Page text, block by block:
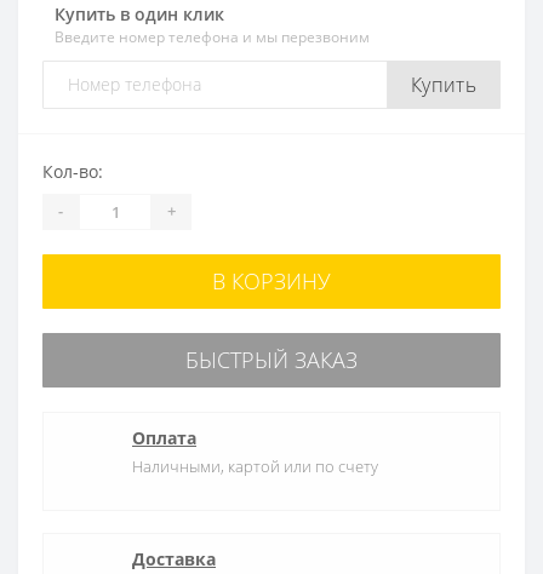
Купить в один клик
Введите номер телефона и мы перезвоним
Купить
Кол-во:
- +
В КОРЗИНУ
БЫСТРЫЙ ЗАКАЗ
Оплата
Наличными, картой или по счету
Доставка